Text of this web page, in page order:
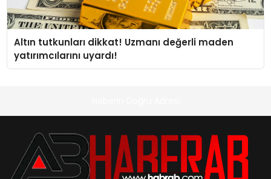
Altın tutkunları dikkat! Uzmanı değerli maden
yatırımcılarını uyardı!